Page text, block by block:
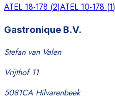
ATEL 18-178 (2)ATEL 10-178 (1)
Gastronique B.V.
Stefan van Valen
Vrijthof 11
5081CA Hilvarenbeek